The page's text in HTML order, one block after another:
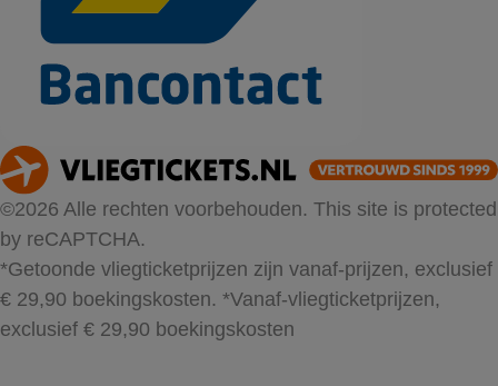
©2026 Alle rechten voorbehouden. This site is protected
by reCAPTCHA.
*Getoonde vliegticketprijzen zijn vanaf-prijzen, exclusief
€ 29,90 boekingskosten. *Vanaf-vliegticketprijzen,
exclusief € 29,90 boekingskosten